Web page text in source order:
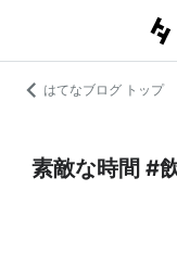
はてなブログ トップ
素敵な時間 #